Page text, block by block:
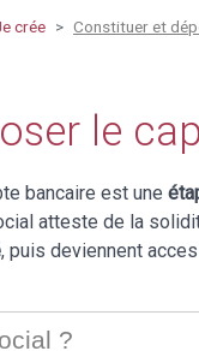
crée Constituer et
le
bancaire est une
atteste de la
, puis deviennent
?